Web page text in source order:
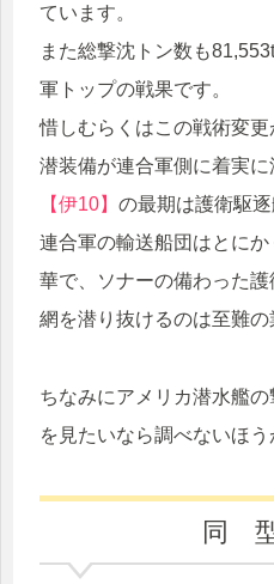
ています。
また総撃沈トン数も
軍トップの戦果です。
惜しむらくはこの戦術変
潜装備が連合軍側に着実に
【伊10】 の最期は護衛駆逐
連合軍の輸送船団はとに
華で、ソナーの備わった
網を潜り抜けるのは至難の
ちなみにアメリカ潜水艦
を見たいなら調べないほう
同